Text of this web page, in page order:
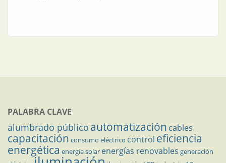
PALABRA CLAVE
alumbrado público automatización cables
capacitación consumo eléctrico control eficiencia
energética energía solar energías renovables generación